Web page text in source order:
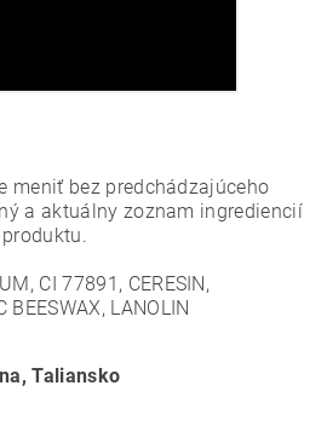
meniť bez predchádzajúceho
a aktuálny zoznam ingrediencií
CI 77891, CERESIN,
BEESWAX, LANOLIN
Taliansko